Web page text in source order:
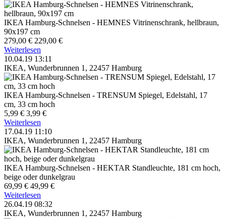
IKEA Hamburg-Schnelsen - HEMNES Vitrinenschrank, hellbraun,
90x197 cm
279,00 € 229,00 €
Weiterlesen
10.04.19 13:11
IKEA, Wunderbrunnen 1, 22457 Hamburg
IKEA Hamburg-Schnelsen - TRENSUM Spiegel, Edelstahl, 17
cm, 33 cm hoch
5,99 € 3,99 €
Weiterlesen
17.04.19 11:10
IKEA, Wunderbrunnen 1, 22457 Hamburg
IKEA Hamburg-Schnelsen - HEKTAR Standleuchte, 181 cm hoch,
beige oder dunkelgrau
69,99 € 49,99 €
Weiterlesen
26.04.19 08:32
IKEA, Wunderbrunnen 1, 22457 Hamburg